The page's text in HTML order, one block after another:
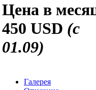
Цена в
450 USD (с
01.09)
Галерея